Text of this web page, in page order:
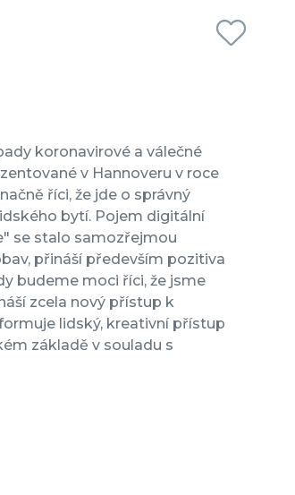
koronavirové a válečné
v Hannoveru v roce
říci, že jde o správný
bytí. Pojem digitální
se stalo samozřejmou
přináší především pozitiva
budeme moci říci, že jsme
zcela nový přístup k
lidský, kreativní přístup
základě v souladu s